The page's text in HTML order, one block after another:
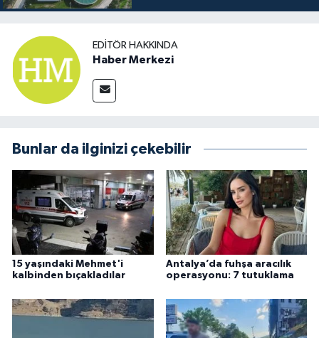
EDITÖR HAKKINDA
Haber Merkezi
Bunlar da ilginizi çekebilir
15 yaşındaki Mehmet'i
kalbinden bıçakladılar
Antalya’da fuhşa aracılık
operasyonu: 7 tutuklama